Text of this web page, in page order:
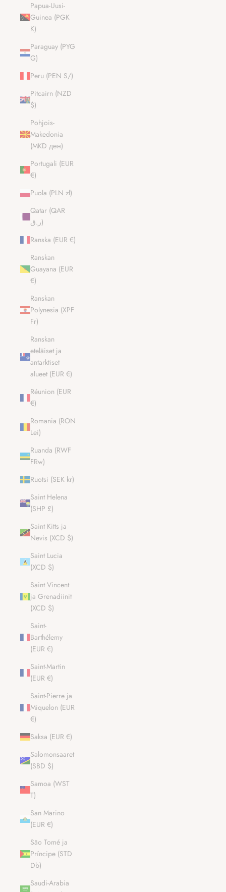
Papua-Uusi-
Guinea (PGK
K)
Paraguay (PYG
₲)
Peru (PEN S/)
Pitcairn (NZD
$)
Pohjois-
Makedonia
(MKD ден)
Portugali (EUR
€)
Puola (PLN zł)
Qatar (QAR
ر.ق)
Ranska (EUR €)
Ranskan
Guayana (EUR
€)
Ranskan
Polynesia (XPF
Fr)
Ranskan
eteläiset ja
antarktiset
alueet (EUR €)
Réunion (EUR
€)
Romania (RON
Lei)
Ruanda (RWF
FRw)
Ruotsi (SEK kr)
Saint Helena
(SHP £)
Saint Kitts ja
Nevis (XCD $)
Saint Lucia
(XCD $)
Saint Vincent
ja Grenadiinit
(XCD $)
Saint-
Barthélemy
(EUR €)
Saint-Martin
(EUR €)
Saint-Pierre ja
Miquelon (EUR
€)
Saksa (EUR €)
Salomonsaaret
(SBD $)
Samoa (WST
T)
San Marino
(EUR €)
São Tomé ja
Príncipe (STD
Db)
Saudi-Arabia